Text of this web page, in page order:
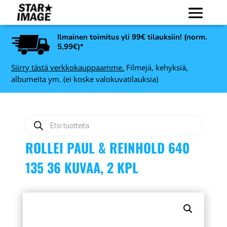
Ilmainen toimitus yli 99€ tilauksiin! (norm.
5,99€)*
Siirry tästä verkkokauppaamme. Filmejä, kehyksiä,
albumeita ym. (ei koske valokuvatilauksia)
search
ROLLEI PAUL & REINHOLD 640
135 36 KUVAA, 2 KPL